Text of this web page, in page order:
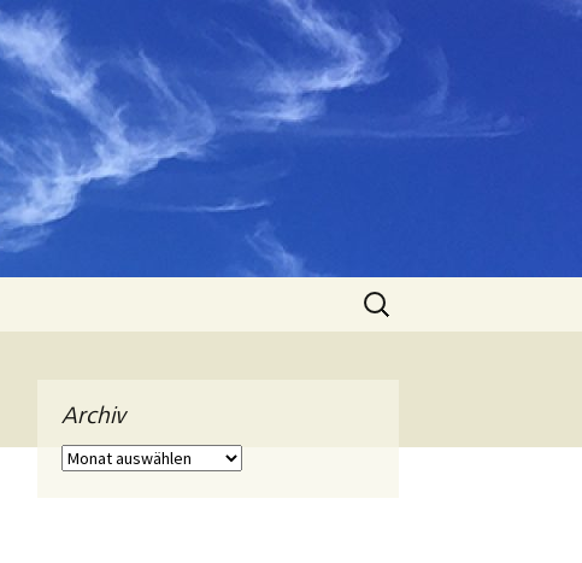
Suchen
nach:
Archiv
Archiv